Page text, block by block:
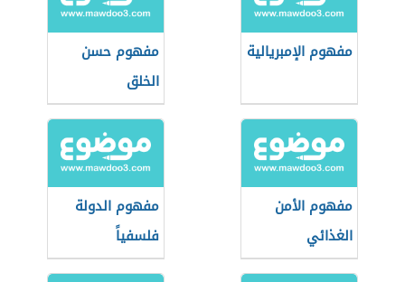
مفهوم الإمبريالية
مفهوم حسن
الخلق
مفهوم الأمن
الغذائي
مفهوم الدولة
فلسفياً